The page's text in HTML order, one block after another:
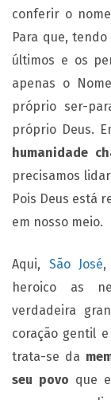
conferir o
Para que,
últimos e os
apenas o
próprio ser-
próprio Deus.
humanidade
precisamos
Pois Deus está
em nosso meio.
Aqui, São José,
heroico as
verdadeira
coração gentil
trata-se da
seu povo que